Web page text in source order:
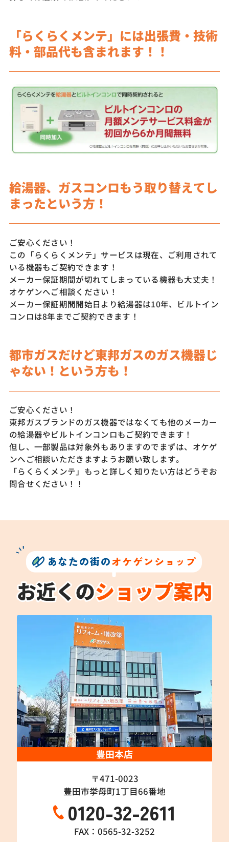
「らくらくメンテ」には出張費・技術
料・部品代も含まれます！！
給湯器、ガスコンロもう取り替えてし
まったという方！
ご安心ください！
この「らくらくメンテ」サービスは現在、ご利用されて
いる機器もご契約できます！
メーカー保証期間が切れてしまっている機器も大丈夫！
オケゲンへご相談ください！
メーカー保証期間開始日より給湯器は10年、ビルトイン
コンロは8年までご契約できます！
都市ガスだけど東邦ガスのガス機器じ
ゃない！という方も！
ご安心ください！
東邦ガスブランドのガス機器ではなくても他のメーカー
の給湯器やビルトインコンロもご契約できます！
但し、一部製品は対象外もありますのでまずは、オケゲ
ンへご相談いただきますようお願い致します。
「らくらくメンテ」もっと詳しく知りたい方はどうぞお
問合せください！！
あなたの街のオケゲンショップ
豊田本店
〒471-0023
豊田市挙母町1丁目66番地
0120-32-2611
FAX：0565-32-3252